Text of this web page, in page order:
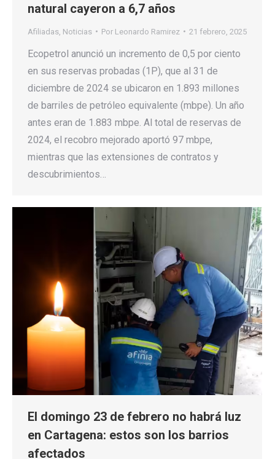
natural cayeron a 6,7 años
Afiliadas Noticias Por Leonardo Ramirez 21 febrero, 2025
Ecopetrol anunció un incremento de 0,5 por ciento
en sus reservas probadas (1P), que al 31 de
diciembre de 2024 se ubicaron en 1.893 millones
de barriles de petróleo equivalente (mbpe). Un año
antes eran de 1.883 mbpe. Al total de reservas de
2024, el recobro mejorado aportó 97 mbpe,
mientras que las extensiones de contratos y
descubrimientos…
El domingo 23 de febrero no habrá luz
en Cartagena: estos son los barrios
afectados